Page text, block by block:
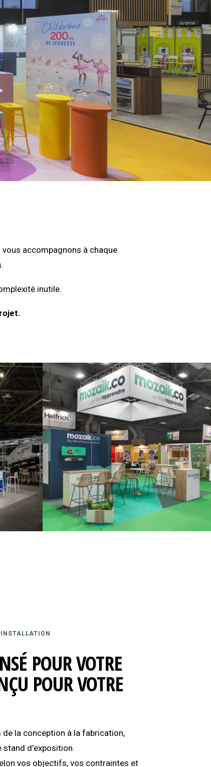
accompagnons à chaque
inutile.
POUR VOTRE
POUR VOTRE
la conception à la fabrication,
stand d’exposition.
vos objectifs, vos contraintes et